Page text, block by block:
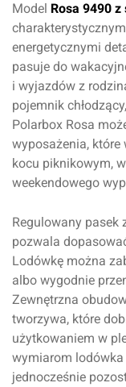
Model Rosa 9490 z
energetycznymi
pasuje do
i wyjazdów z
pojemnik
Polarbox Rosa
wyposażenia, które
kocu piknikowym,
weekendowego
Regulowany pasek
pozwala
Lodówkę można
albo wygodnie
Zewnętrzna
tworzywa, które
użytkowaniem w
wymiarom
jednocześnie
Oceń produkt